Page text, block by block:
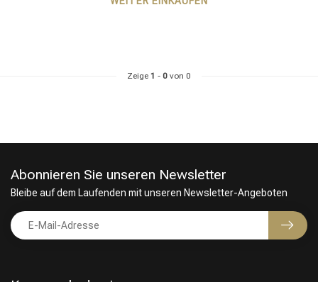
Zeige 1 - 0 von 0
Abonnieren Sie unseren Newsletter
Bleibe auf dem Laufenden mit unseren Newsletter-Angeboten